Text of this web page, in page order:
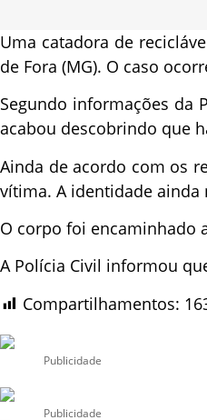
Uma catadora de
de Fora (MG). O caso
Segundo informações da
acabou descobrindo que
Ainda de acordo com os
vítima. A identidade
O corpo foi encaminhado
A Polícia Civil informou
Compartilhamentos:
Publicidade
Publicidade